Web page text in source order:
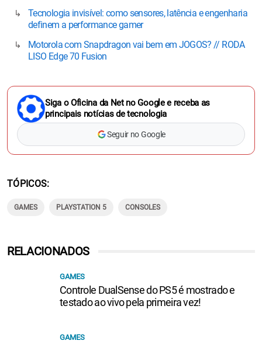
Tecnologia invisível: como sensores, latência e engenharia
definem a performance gamer
Motorola com Snapdragon vai bem em JOGOS? // RODA
LISO Edge 70 Fusion
Siga o Oficina da Net no Google e receba as
principais notícias de tecnologia
Seguir no Google
TÓPICOS
GAMES PLAYSTATION 5 CONSOLES
RELACIONADOS
GAMES
Controle DualSense do PS5 é mostrado e
testado ao vivo pela primeira vez!
GAMES